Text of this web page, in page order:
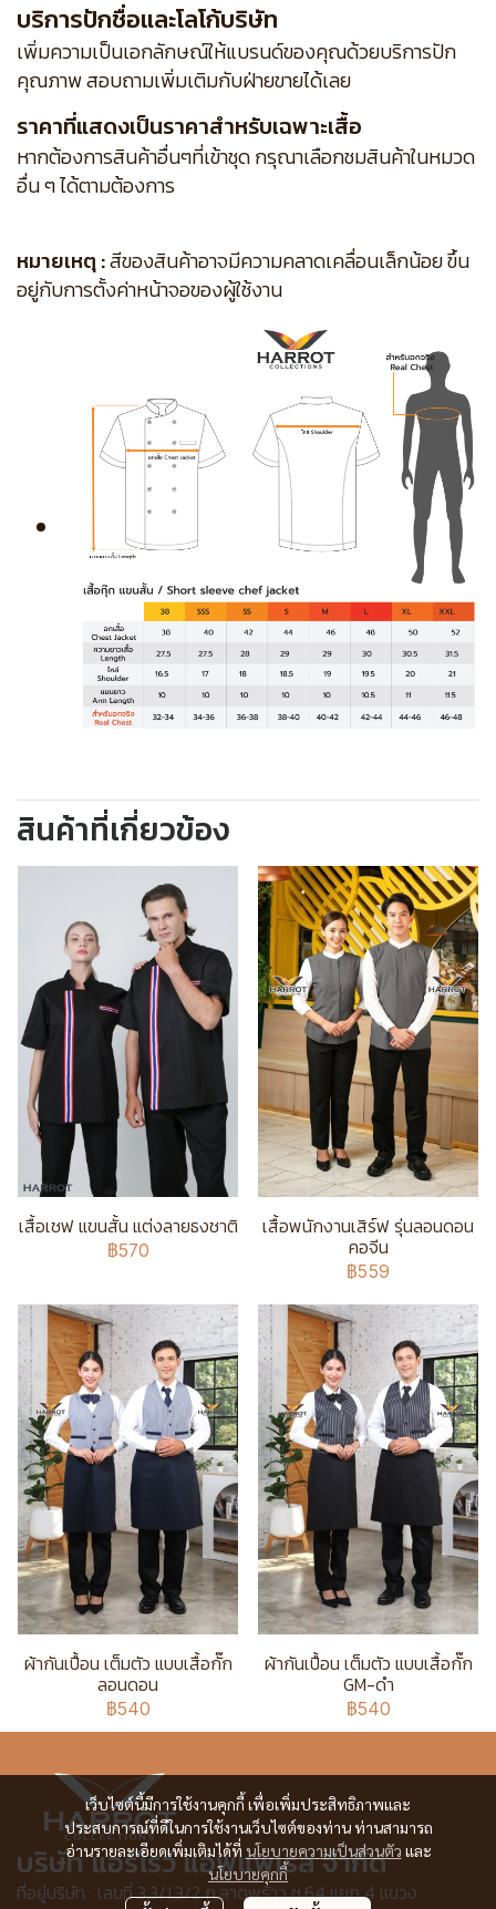
บริการปักชื่อและโลโก้บริษัท
เพิ่มความเป็นเอกลักษณ์ให้แบรนด์ของคุณด้วยบริการปัก
คุณภาพ สอบถามเพิ่มเติมกับฝ่ายขายได้เลย
ราคาที่แสดงเป็นราคาสำหรับเฉพาะเสื้อ
หากต้องการสินค้าอื่นๆที่เข้าชุด กรุณาเลือกชมสินค้าในหมวด
อื่น ๆ ได้ตามต้องการ
หมายเหตุ :สีของสินค้าอาจมีความคลาดเคลื่อนเล็กน้อย ขึ้น
อยู่กับการตั้งค่าหน้าจอของผู้ใช้งาน
สินค้าที่เกี่ยวข้อง
เสื้อเชฟ แขนสั้น แต่งลายธงชาติ
฿570
เสื้อพนักงานเสิร์ฟ รุ่นลอนดอน
คอจีน
฿559
ผ้ากันเปื้อน เต็มตัว แบบเสื้อกั๊ก
ลอนดอน
฿540
ผ้ากันเปื้อน เต็มตัว แบบเสื้อกั๊ก
GM-ดำ
฿540
เว็บไซต์นี้มีการใช้งานคุกกี้ เพื่อเพิ่มประสิทธิภาพและ
ประสบการณ์ที่ดีในการใช้งานเว็บไซต์ของท่าน ท่านสามารถ
อ่านรายละเอียดเพิ่มเติมได้ที่ นโยบายความเป็นส่วนตัว และ
นโยบายคุกกี้
บริษัท แอร์โรว์ แอพแพเรล จำกัด
ที่อยู่บริษัท : เลขที่ 3,3/1,3/2 ก.ลาดพร้าว ซ.64 แยก 4 แขวง